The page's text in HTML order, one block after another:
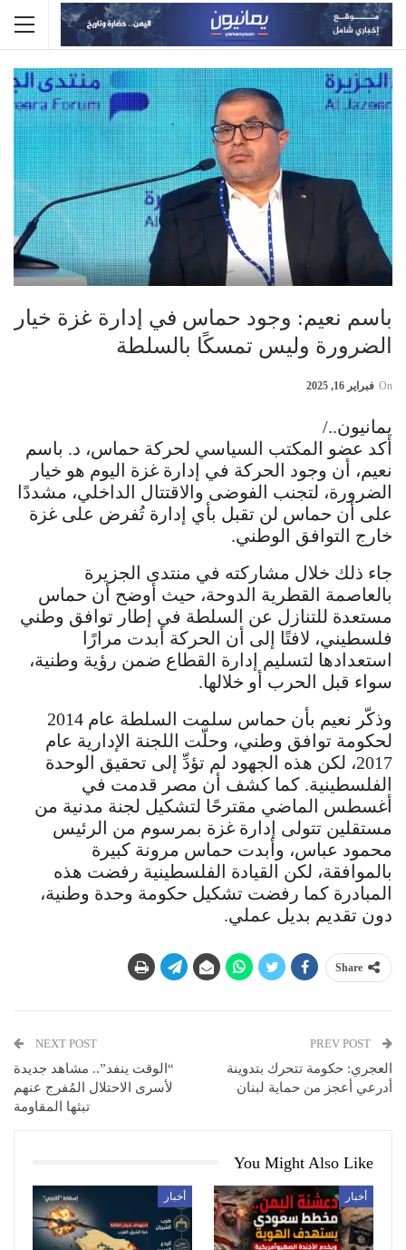
باسم نعيم: وجود حماس في إدارة غزة خيار
الضرورة وليس تمسكًا بالسلطة
On فبراير 16, 2025
يمانيون../
أكد عضو المكتب السياسي لحركة حماس، د. باسم
نعيم، أن وجود الحركة في إدارة غزة اليوم هو خيار
الضرورة، لتجنب الفوضى والاقتتال الداخلي، مشددًا
على أن حماس لن تقبل بأي إدارة تُفرض على غزة
خارج التوافق الوطني.
جاء ذلك خلال مشاركته في منتدى الجزيرة
بالعاصمة القطرية الدوحة، حيث أوضح أن حماس
مستعدة للتنازل عن السلطة في إطار توافق وطني
فلسطيني، لافتًا إلى أن الحركة أبدت مرارًا
استعدادها لتسليم إدارة القطاع ضمن رؤية وطنية،
سواء قبل الحرب أو خلالها.
وذكّر نعيم بأن حماس سلمت السلطة عام 2014
لحكومة توافق وطني، وحلّت اللجنة الإدارية عام
2017، لكن هذه الجهود لم تؤدِّ إلى تحقيق الوحدة
الفلسطينية. كما كشف أن مصر قدمت في
أغسطس الماضي مقترحًا لتشكيل لجنة مدنية من
مستقلين تتولى إدارة غزة بمرسوم من الرئيس
محمود عباس، وأبدت حماس مرونة كبيرة
بالموافقة، لكن القيادة الفلسطينية رفضت هذه
المبادرة كما رفضت تشكيل حكومة وحدة وطنية،
دون تقديم بديل عملي.
Share
العجري: حكومة تتحرك بتدوينة
أدرعي أعجز من حماية لبنان
NEXT POST
“الوقت ينفد”.. مشاهد جديدة
لأسرى الاحتلال المُفرج عنهم
تبثها المقاومة
You Might Also Like
أخبار أخبار